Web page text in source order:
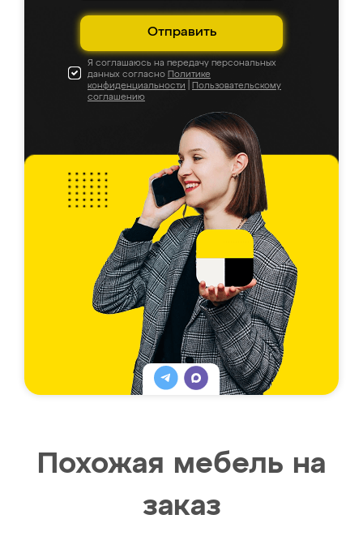
Отправить
Я соглашаюсь на передачу персональных
данных согласно Политике
конфиденциальности
Пользовательскому
соглашению
Похожая мебель на
заказ